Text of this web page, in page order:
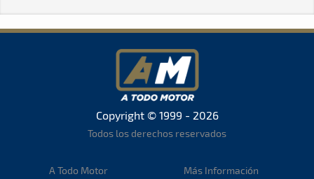
Copyright © 1999 - 2026
Todos los derechos reservados
A Todo Motor Más Información